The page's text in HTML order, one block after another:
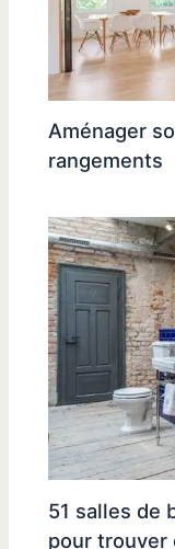
Aménager
rangements
51 salles de
pour trouver